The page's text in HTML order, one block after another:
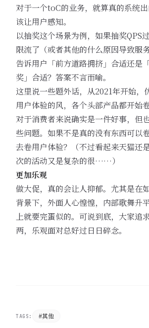
对于一个toC的业务，就算真的系统
该让用户感知。
以抽奖这个场景为例，如果抽奖QPS
限流了（或者其他的什么原因导致服
告诉用户「前方道路拥挤」合适还是
奖」合适？答案不言而喻。
这里说一些题外话，从2021年开始，
用户体验的风，各个头部产品都开始
对于消费者来说确实是一件好事，但
些问题。如果不是真的没有东西可以
去卷用户体验？（不过看起来天猫还
次的活动又是复杂的很……）
更加乐观
做大促，真的会让人抑郁。尤其是在
背景下，外面人心惶惶，内部歌舞升
上就要完蛋似的。可说到底，大家追
两，乐观面对总好过日日碎念。
TAGS: #其他